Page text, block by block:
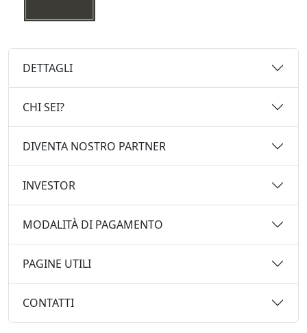
DETTAGLI
CHI SEI?
DIVENTA NOSTRO PARTNER
INVESTOR
MODALITÀ DI PAGAMENTO
PAGINE UTILI
CONTATTI